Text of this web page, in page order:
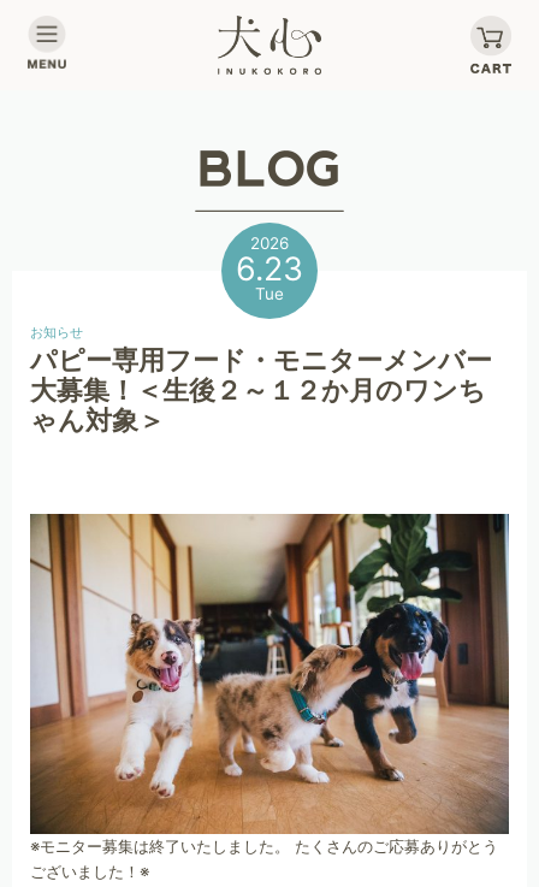
2026
6.23
Tue
お知らせ
パピー専用フード・モニターメンバー
大募集！＜生後２～１２か月のワンち
ゃん対象＞
※モニター募集は終了いたしました。 たくさんのご応募ありがとう
ございました！※